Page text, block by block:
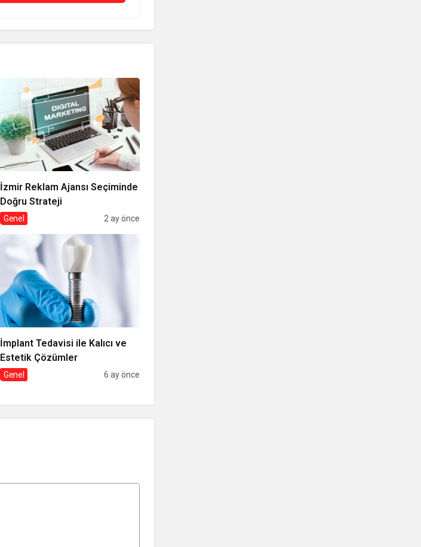
İzmir Reklam Ajansı Seçiminde
Doğru Strateji
Genel 2 ay önce
İmplant Tedavisi ile Kalıcı ve
Estetik Çözümler
Genel 6 ay önce